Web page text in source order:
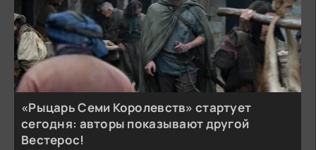
«Рыцарь Семи Королевств» стартует
сегодня: авторы показывают другой
Вестерос!